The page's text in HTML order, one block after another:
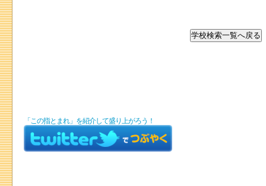
「この指とまれ」を紹介して盛り上がろう！